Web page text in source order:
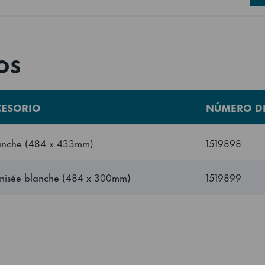
A++
ISO 22041: 2019
NÚMERO
(484 x 433mm) 1519898
blanche (484 x 300mm) 1519899